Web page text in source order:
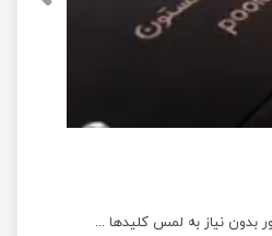
فرمان‌پذیری صوتی آسانسور بدون نیاز به لمس کلیدها جهت پیشگیری از بیماری‌ها و کمک به افراد توانخواه